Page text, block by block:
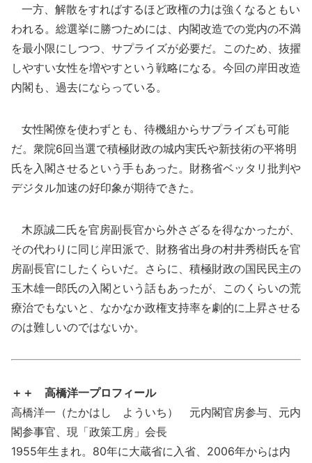
一方、解散をすればするほど政権の力は強くなるともい
われる。総選挙に勝つためには、内閣改造での党内の不満
を最小限にしつつ、サプライズが必要だ。このため、抜擢
しやすい女性を増やすという戦略になる。今回の岸田改造
内閣も、過去にならっている。
女性閣僚を使わずとも、待機組からサプライズも可能
だ。衆院6回当選で積極財政の城内実氏や新技術の平将明
氏を入閣させるという手もあった。財務省ベッタリ批判や
デジタル加速の好印象が期待できた。
木原誠二氏を官房副長官から外さざるを得なかったが、
その代わりに同じ岸田派で、財務省出身の村井秀樹氏を官
房副長官にしたくらいだ。さらに、積極財政の国民民主の
玉木雄一郎氏の入閣という話もあったが、このくらいの荒
療治でもないと、なかなか政権支持率を劇的に上昇させる
のは難しいのではないか。
＋＋ 高橋洋一プロフィール
高橋洋一（たかはし よういち） 元内閣官房参与、元内
閣参事官、現「政策工房」会長
1955年生まれ。80年に大蔵省に入省、2006年からは内